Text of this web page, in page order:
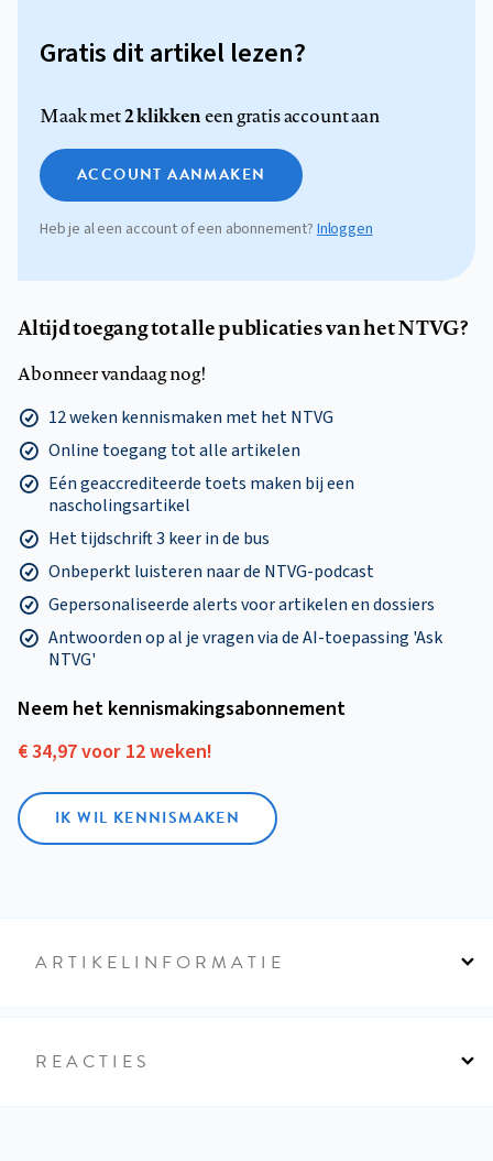
Gratis dit artikel lezen?
Maak met2 klikkeneen gratis account aan
ACCOUNT AANMAKEN
Heb je al een account of een abonnement? Inloggen
Altijd toegang tot alle publicaties van het NTVG?
Abonneer vandaag nog!
12 weken kennismaken met het NTVG
Online toegang tot alle artikelen
Eén geaccrediteerde toets maken bij een
nascholingsartikel
Het tijdschrift 3 keer in de bus
Onbeperkt luisteren naar de NTVG-podcast
Gepersonaliseerde alerts voor artikelen en dossiers
Antwoorden op al je vragen via de AI-toepassing 'Ask
NTVG'
Neem het kennismakings­abonnement
€ 34,97 voor 12 weken!
IK WIL KENNISMAKEN
ARTIKELINFORMATIE
REACTIES